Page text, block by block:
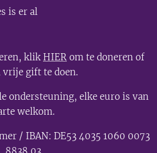
is er al
klikHIER om te doneren of
vrije gift te doen.
ondersteuning, elke euro is van
welkom.
/ IBAN: DE53 4035 1060 0073